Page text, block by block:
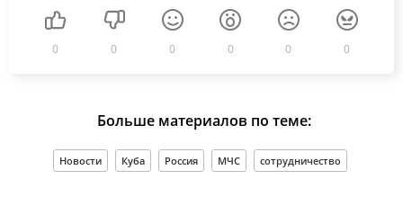
0 0 0 0 0 0
Больше материалов по теме:
Новости Куба Россия МЧС сотрудничество